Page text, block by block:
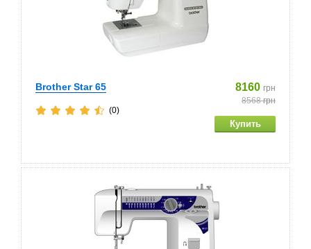
Brother Star 65 8160 грн
8568грн
(0)